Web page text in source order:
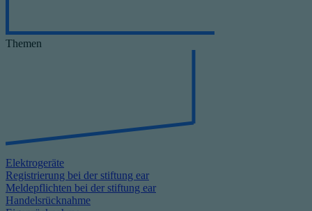
Themen
Elektrogeräte
Registrierung bei der stiftung ear
Meldepflichten bei der stiftung ear
Handelsrücknahme